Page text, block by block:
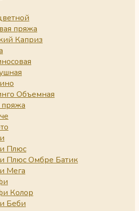
пряжа
Каприз
Объемная
Плюс
Плюс Омбре Батик
Мега
Колор
Беби